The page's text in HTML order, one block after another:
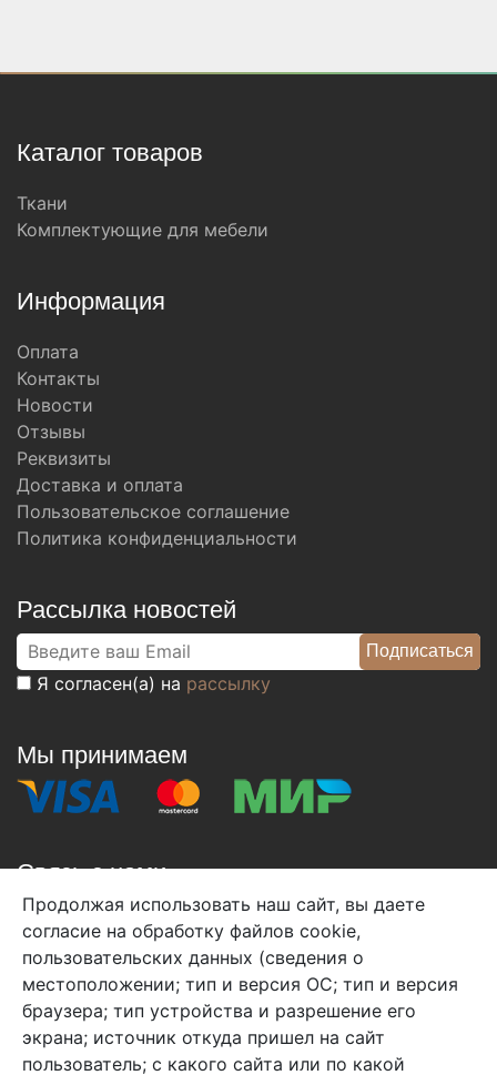
Каталог товаров
Ткани
Комплектующие для мебели
Информация
Оплата
Контакты
Новости
Отзывы
Реквизиты
Доставка и оплата
Пользовательское соглашение
Политика конфиденциальности
Рассылка новостей
Я согласен(а) на рассылку
Мы принимаем
Связь с нами
+7 (495) 933-38-08
info@arben-textile.ru- оптовые продажи
Продолжая использовать наш сайт, вы даете
согласие на обработку файлов cookie,
пользовательских данных (сведения о
местоположении; тип и версия ОС; тип и версия
браузера; тип устройства и разрешение его
экрана; источник откуда пришел на сайт
пользователь; с какого сайта или по какой